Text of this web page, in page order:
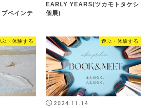
ペインテ
EARLY YEARS(ツカモトタケシ
個展)
ぶ・体験する 遊ぶ・体験する
2024.11.14